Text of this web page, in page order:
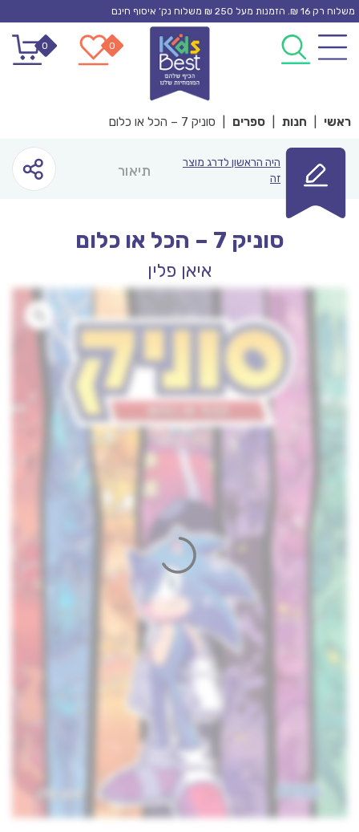
Skip
content
משלוח רק 16 ₪. הזמנות מעל 250 ₪ משלוח נק’ איסוף חינם
0
0
ראשי חנות ספרים סוניק 7 – הכל או כלום
היה הראשון לדרג מוצר
זה
תיאור
סוניק 7 – הכל או כלום
איאן פלין